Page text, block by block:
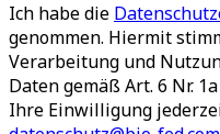
Ich habe die
genommen. Hiermit
Verarbeitung und
Daten gemäß Art. 6 Nr.
Ihre Einwilligung